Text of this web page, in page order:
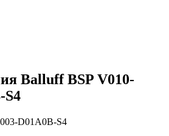
Balluff BSP V010-
S4
D01A0B-S4